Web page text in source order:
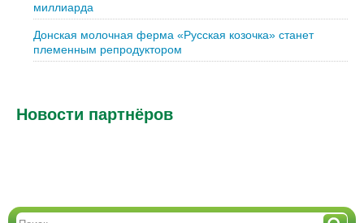
миллиарда
Донская молочная ферма «Русская козочка» станет
племенным репродуктором
Новости партнёров